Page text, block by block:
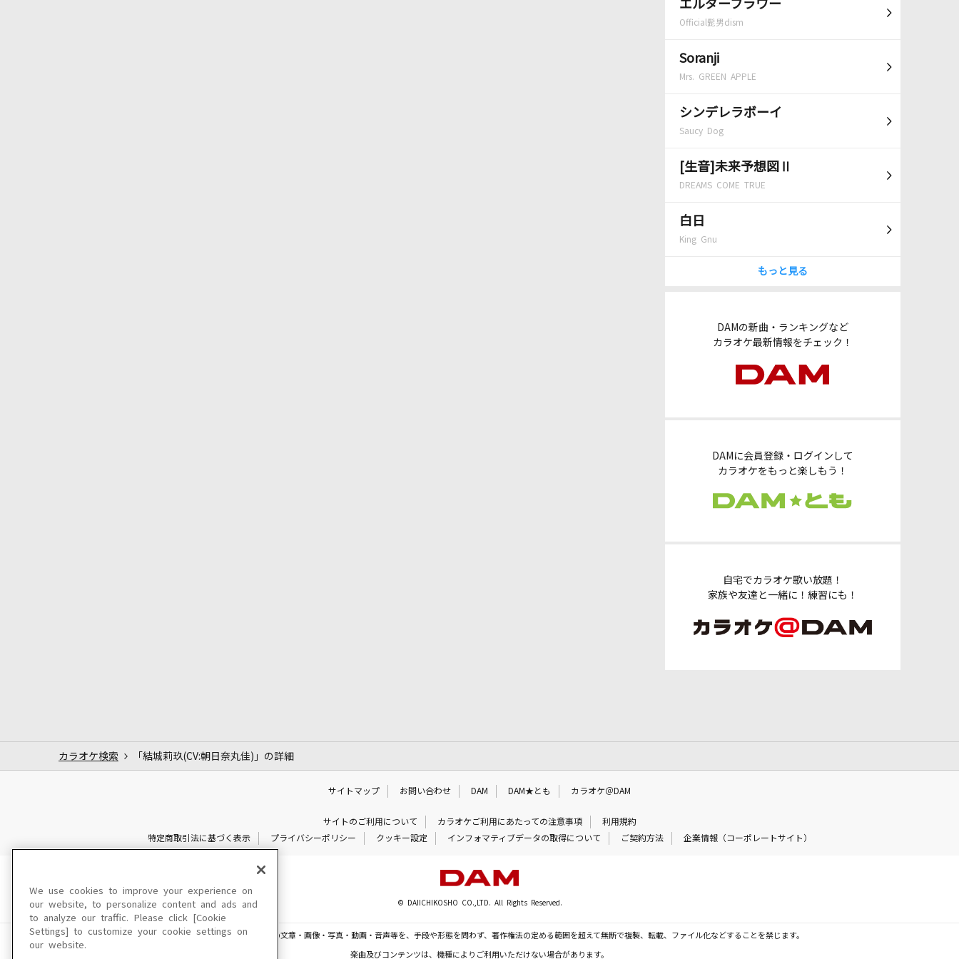
エルダーフラワー
Official髭男dism
Soranji
Mrs. GREEN APPLE
シンデレラボーイ
Saucy Dog
[生音]未来予想図Ⅱ
DREAMS COME TRUE
白日
King Gnu
もっと見る
DAMの新曲・ランキングなど
カラオケ最新情報をチェック！
DAMに会員登録・ログインして
カラオケをもっと楽しもう！
自宅でカラオケ歌い放題！
家族や友達と一緒に！練習にも！
カラオケ検索 「結城莉玖(CV:朝日奈丸佳)」の詳細
サイトマップ お問い合わせ DAM DAM★とも カラオケ＠DAM
サイトのご利用について カラオケご利用にあたっての注意事項
利用規約
特定商取引法に基づく表示
プライバシーポリシー クッキー設定 インフォマティブデータの取得について ご契約方法 企業情報（コーポレートサイト）
© DAIICHIKOSHO CO.,LTD. All Rights Reserved.
このサイトに掲載されている一切の文章・画像・写真・動画・音声等を、手段や形態を問わず、著作権法の定める範囲を超えて無断で複製、転載、ファイル化などすることを禁じます。
楽曲及びコンテンツは、機種によりご利用いただけない場合があります。
We use cookies to improve your experience on
our website, to personalize content and ads and
to analyze our traffic. Please click [Cookie
Settings] to customize your cookie settings on
our website.